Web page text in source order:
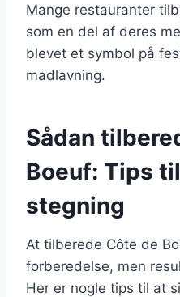
Mange restauranter
som en del af deres
blevet et symbol på
madlavning.
Sådan
Boeuf: Tips
stegning
At tilberede Côte de
forberedelse, men
Her er nogle tips til at